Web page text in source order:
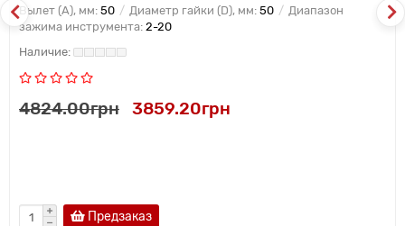
Вылет (A), мм: 50 Диаметр гайки (D), мм: 50
Диапазон
зажима инструмента: 2-20
4824.00грн 3859.20грн
Предзаказ